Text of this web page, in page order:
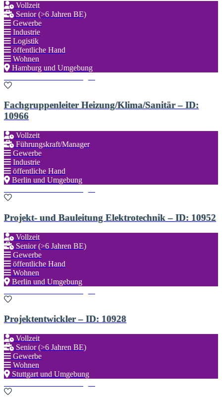
Vollzeit
Senior (>6 Jahren BE)
Gewerbe
Industrie
Logistik
öffentliche Hand
Wohnen
Hamburg und Umgebung
Fachgruppenleiter Heizung/Klima/Sanitär – ID:
10966
Vollzeit
Führungskraft/Manager
Gewerbe
Industrie
öffentliche Hand
Berlin und Umgebung
Projekt- und Bauleitung Elektrotechnik – ID: 10952
Vollzeit
Senior (>6 Jahren BE)
Gewerbe
öffentliche Hand
Wohnen
Berlin und Umgebung
Projektentwickler – ID: 10928
Vollzeit
Senior (>6 Jahren BE)
Gewerbe
Wohnen
Stuttgart und Umgebung